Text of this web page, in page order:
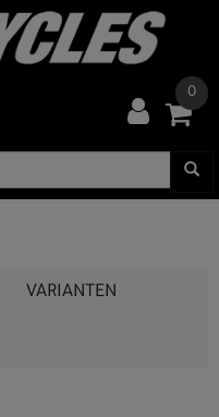
0
VARIANTEN